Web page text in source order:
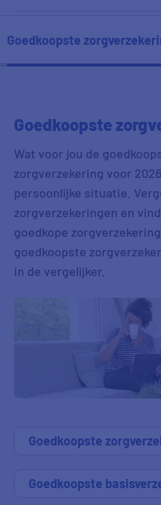
Goedkoopste
Goedkoopste
Wat voor jou de
zorgverzekering voor
persoonlijke situatie.
zorgverzekeringen en
goedkope
goedkoopste
in de vergelijker.
Goedkoopste
Goedkoopste